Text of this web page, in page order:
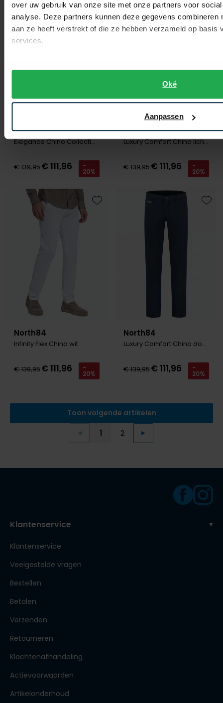
over uw gebruik van onze site met onze partners voor
analyse. Deze partners kunnen deze gegevens combineren
aan ze heeft verstrekt of die ze hebben verzameld op basis
services.
Oké
Aanpassen
North84
Elegance Chino Collection grijs
€ 139,95€ 111,96 -
20%
Toevoegen aan favorieten
North84
Luxury Comfort Chino lichtblauw
€ 139,95€ 111,96 -
20%
North84
Infinity Flex Chino wit
€ 139,95€ 111,96 -
20%
North84
Luxury Comfort Chino donkerblauw
€ 139,95€ 111,96 -
20%
Toon volgende artikelen
Vorige
Current Page
1
Page
2 Volgende
Klantenservice
Klantenservice
Veelgestelde vragen
Bestellen
Betalen
Verzenden
Retourneren
Klachtenafhandeling
Actievoorwaarden
Artikelonderhoud